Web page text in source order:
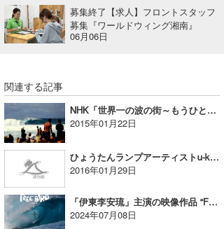
募集終了【求人】フロントスタッフ
募集『ワールドウィング湘南』
06月06日
関連する記事
NHK「世界一の波の街～もうひとつのハワイ・ノースショア～」1/22 午後10:00～放送
2015年01月22日
ひょうたんランプアーティストu-kes氏が製作を手掛けるPOP UP STORE@MIDTIDE鎌倉
2016年01月29日
「伊東李安琉」主演の映像作品 “FREE BIRD”7/13上映会開催【AD】
2024年07月08日
三輪予報士
上條将美
唐澤予報士
SancheZ
ゴン
米山予報士